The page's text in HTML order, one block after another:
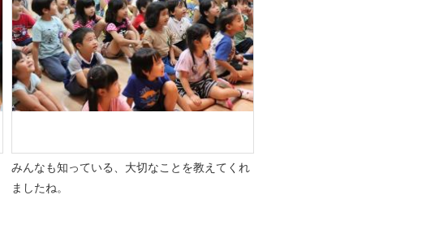
みんなも知っている、大切なことを教えてくれ
ましたね。